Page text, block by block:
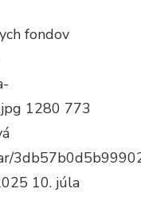
fondov
1280 773
10. júla